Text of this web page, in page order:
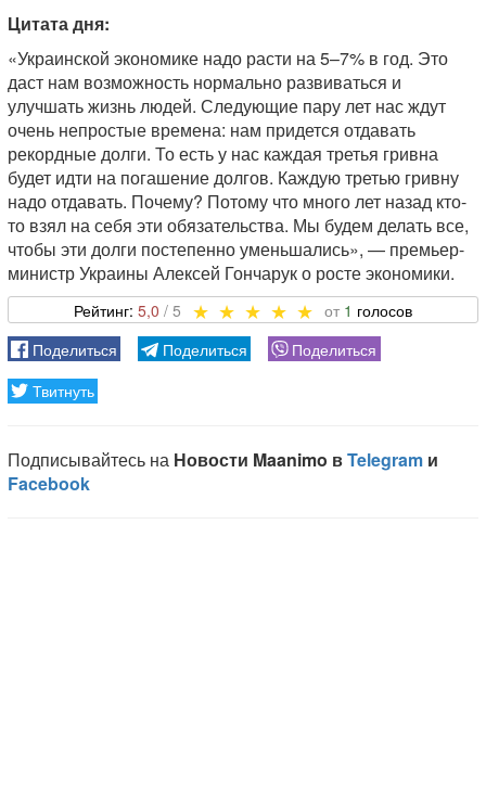
Цитата дня:
«Украинской экономике надо расти на 5–7% в год. Это
даст нам возможность нормально развиваться и
улучшать жизнь людей. Следующие пару лет нас ждут
очень непростые времена: нам придется отдавать
рекордные долги. То есть у нас каждая третья гривна
будет идти на погашение долгов. Каждую третью гривну
надо отдавать. Почему? Потому что много лет назад кто-
то взял на себя эти обязательства. Мы будем делать все,
чтобы эти долги постепенно уменьшались», — премьер-
министр Украины Алексей Гончарук о росте экономики.
5,0 1